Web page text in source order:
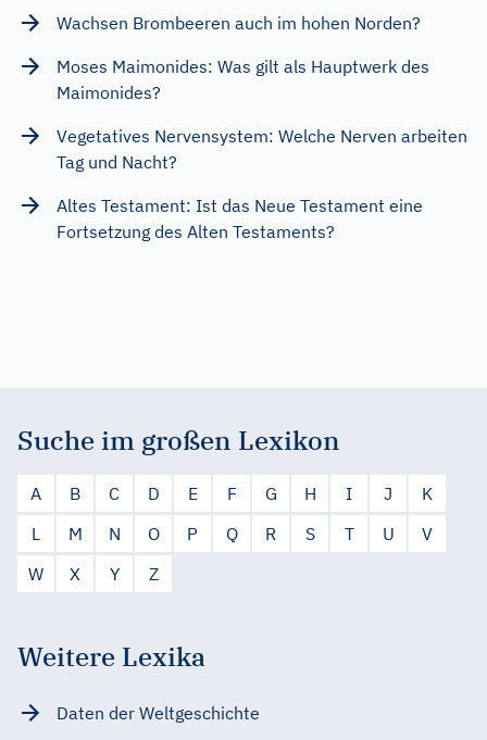
Wachsen Brombeeren auch im hohen Norden?
Moses Maimonides: Was gilt als Hauptwerk des
Maimonides?
Vegetatives Nervensystem: Welche Nerven arbeiten
Tag und Nacht?
Altes Testament: Ist das Neue Testament eine
Fortsetzung des Alten Testaments?
Suche im großen Lexikon
A B C D E F G H I J
K
L
M N O P Q R S T U
V
W
X Y Z
Weitere Lexika
Daten der Weltgeschichte